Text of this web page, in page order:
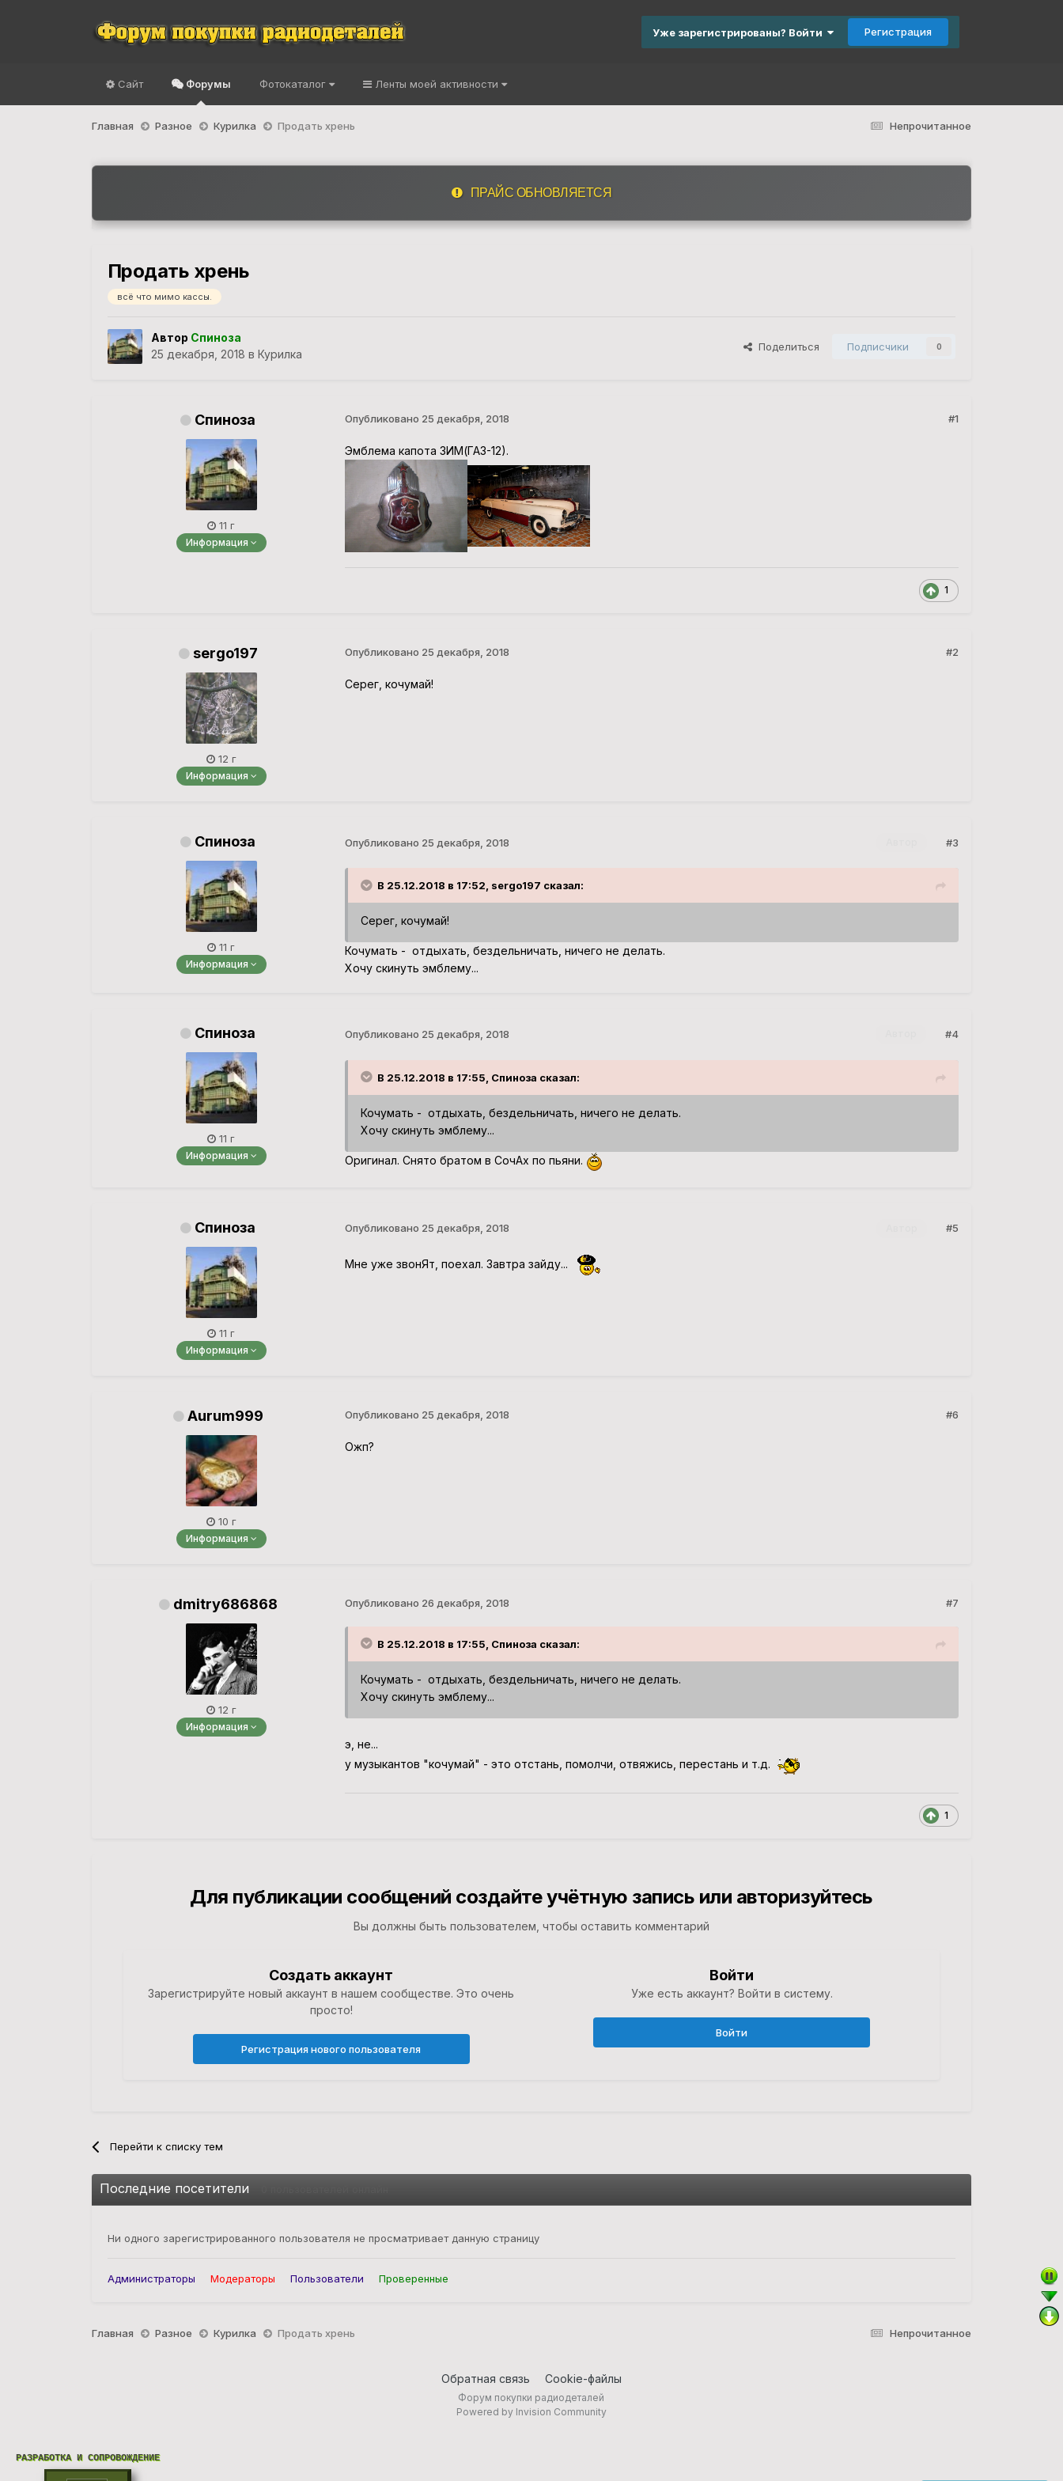
Уже зарегистрированы? Войти Регистрация
Сайт Форумы Фотокаталог Ленты моей активности
Непрочитанное
Главная Разное Курилка Продать хрень
ПРАЙС ОБНОВЛЯЕТСЯ
Продать хрень
всё что мимо кассы.
Автор Спиноза
25 декабря, 2018 в Курилка
Поделиться Подписчики 0
Спиноза
11 г
Информация
#1
Опубликовано 25 декабря, 2018
Эмблема капота ЗИМ(ГАЗ-12).
1
sergo197
12 г
Информация
#2
Опубликовано 25 декабря, 2018
Серег, кочумай!
Спиноза
11 г
Информация
#3
Опубликовано 25 декабря, 2018
В 25.12.2018 в 17:52, sergo197 сказал:
Серег, кочумай!
Кочумать - отдыхать, бездельничать, ничего не делать.
Хочу скинуть эмблему...
Спиноза
11 г
Информация
#4
Опубликовано 25 декабря, 2018
В 25.12.2018 в 17:55, Спиноза сказал:
Кочумать - отдыхать, бездельничать, ничего не делать.
Хочу скинуть эмблему...
Оригинал. Снято братом в СочАх по пьяни.
Спиноза
11 г
Информация
#5
Опубликовано 25 декабря, 2018
Мне уже звонЯт, поехал. Завтра зайду...
Aurum999
10 г
Информация
#6
Опубликовано 25 декабря, 2018
Ожп?
dmitry686868
12 г
Информация
#7
Опубликовано 26 декабря, 2018
В 25.12.2018 в 17:55, Спиноза сказал:
Кочумать - отдыхать, бездельничать, ничего не делать.
Хочу скинуть эмблему...
э, не...
у музыкантов "кочумай" - это отстань, помолчи, отвяжись, перестань и т.д.
1
Для публикации сообщений создайте учётную запись или авторизуйтесь
Вы должны быть пользователем, чтобы оставить комментарий
Создать аккаунт
Зарегистрируйте новый аккаунт в нашем сообществе. Это очень
просто!
Регистрация нового пользователя
Войти
Уже есть аккаунт? Войти в систему.
Войти
Перейти к списку тем
Последние посетители
Ни одного зарегистрированного пользователя не просматривает данную страницу
Администраторы Модераторы Пользователи Проверенные
Непрочитанное
Главная Разное Курилка Продать хрень
Обратная связь Cookie-файлы
Форум покупки радиодеталей
Powered by Invision Community
РАЗРАБОТКА И СОПРОВОЖДЕНИЕ